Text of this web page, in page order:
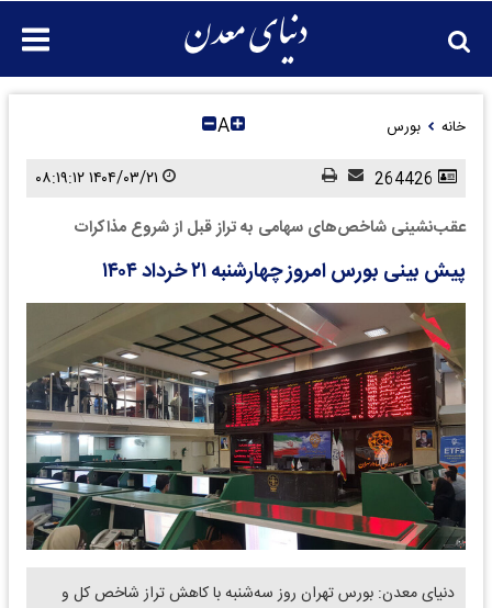
خانه بورس A
عقب‌نشینی شاخص‌های سهامی به تراز قبل از شروع مذاکرات
پیش بینی بورس امروز چهارشنبه ۲۱ خرداد ۱۴۰۴
دنیای معدن: بورس تهران روز سه‌شنبه با کاهش تراز شاخص کل و